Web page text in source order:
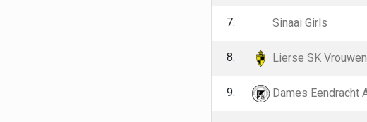
7. Sinaai Girls
8. Lierse SK Vrouwen
9. Dames Eendracht